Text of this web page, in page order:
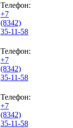
Телефон:
+7
(8342)
35-11-58
Телефон:
+7
(8342)
35-11-58
Телефон:
+7
(8342)
35-11-58